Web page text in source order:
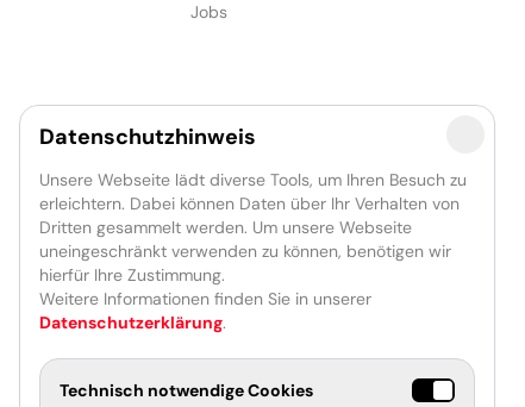
Jobs
Datenschutzhinweis
Unsere Webseite lädt diverse Tools, um Ihren Besuch zu
erleichtern. Dabei können Daten über Ihr Verhalten von
Dritten gesammelt werden. Um unsere Webseite
uneingeschränkt verwenden zu können, benötigen wir
hierfür Ihre Zustimmung.
Weitere Informationen finden Sie in unserer
Datenschutzerklärung.
Technisch notwendige Cookies